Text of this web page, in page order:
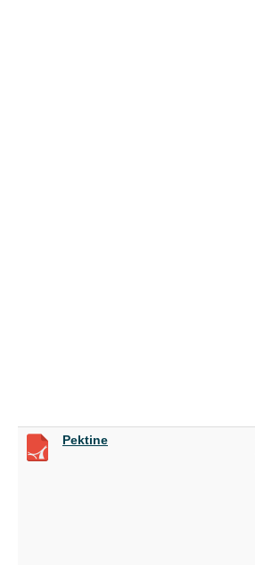
Pektine